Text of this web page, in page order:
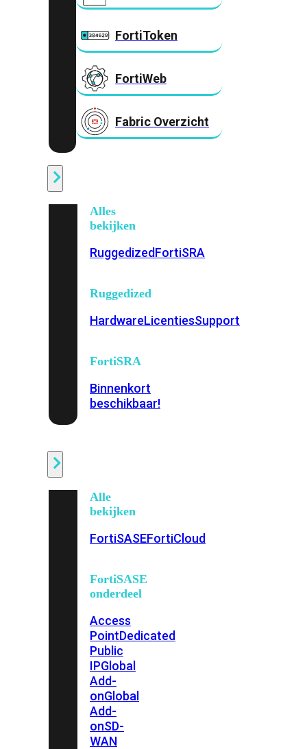
FortiToken
FortiWeb
Fabric Overzicht
Alles
bekijken
RuggedizedFortiSRA
Ruggedized
HardwareLicentiesSupport
FortiSRA
Binnenkort
beschikbaar!
Alle
bekijken
FortiSASEFortiCloud
FortiSASE
onderdeel
Access
PointDedicated
Public
IPGlobal
Add-
onGlobal
Add-
onSD-
WAN